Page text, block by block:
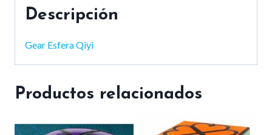
Descripción
Gear Esfera Qiyi
Productos relacionados